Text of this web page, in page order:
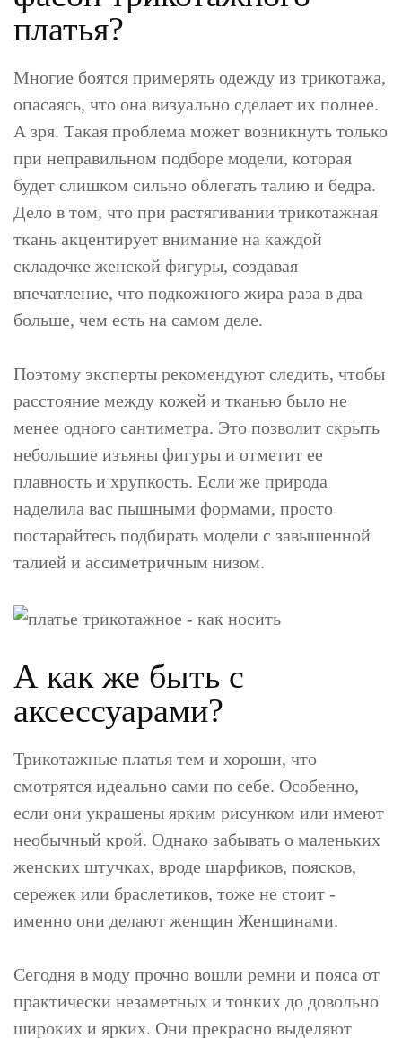
платья?
Многие боятся примерять одежду из трикотажа,
опасаясь, что она визуально сделает их полнее.
А зря. Такая проблема может возникнуть только
при неправильном подборе модели, которая
будет слишком сильно облегать талию и бедра.
Дело в том, что при растягивании трикотажная
ткань акцентирует внимание на каждой
складочке женской фигуры, создавая
впечатление, что подкожного жира раза в два
больше, чем есть на самом деле.
Поэтому эксперты рекомендуют следить, чтобы
расстояние между кожей и тканью было не
менее одного сантиметра. Это позволит скрыть
небольшие изъяны фигуры и отметит ее
плавность и хрупкость. Если же природа
наделила вас пышными формами, просто
постарайтесь подбирать модели с завышенной
талией и ассиметричным низом.
А как же быть с
аксессуарами?
Трикотажные платья тем и хороши, что
смотрятся идеально сами по себе. Особенно,
если они украшены ярким рисунком или имеют
необычный крой. Однако забывать о маленьких
женских штучках, вроде шарфиков, поясков,
сережек или браслетиков, тоже не стоит -
именно они делают женщин Женщинами.
Сегодня в моду прочно вошли ремни и пояса от
практически незаметных и тонких до довольно
широких и ярких. Они прекрасно выделяют